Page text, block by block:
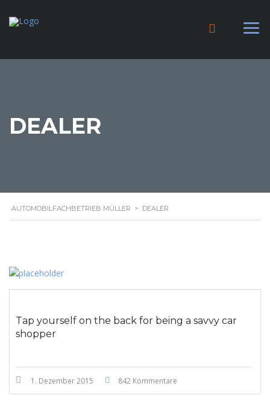
DEALER
AUTOMOBILFACHBETRIEB MÜLLER > DEALER
Tap yourself on the back for being a savvy car
shopper
1. Dezember 2015 842 Kommentare